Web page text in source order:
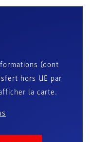
(dont
hors UE par
la carte.